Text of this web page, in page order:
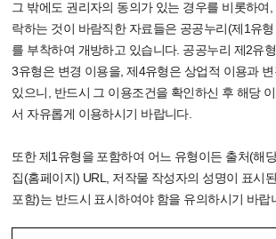
그 밖에도 권리자의 동의가 있는 경우를 비롯하여
락하는 것이 바람직한 자료들은 공공누리(제1유
를 부착하여 개방하고 있습니다. 공공누리 제2유
3유형은 변경 이용을, 제4유형은 상업적 이용과
있으니, 반드시 그 이용조건을 확인하신 후 해당
서 자유롭게 이용하시기 바랍니다.
또한 제1유형을 포함하여 어느 유형이든 출처(해
집(홈페이지) URL, 저작물 작성자의 성명이 표시
포함)는 반드시 표시하여야 함을 유의하시기 바랍